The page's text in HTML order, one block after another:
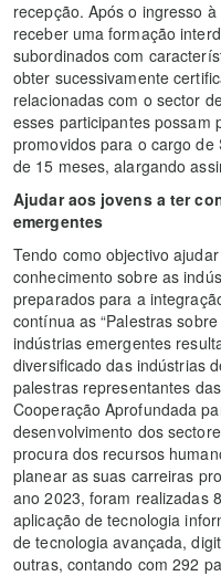
recepção. Após o ingresso à
receber uma formação
subordinados com
obter sucessivamente
relacionadas com o sector
esses participantes possam
promovidos para o cargo de
de 15 meses, alargando
Ajudar aos jovens a ter
emergentes
Tendo como objectivo
conhecimento sobre as
preparados para a
contínua as “Palestras
indústrias emergentes
diversificado das indústrias
palestras representantes
Cooperação Aprofundada
desenvolvimento dos
procura dos recursos
planear as suas carreiras
ano 2023, foram realizadas
aplicação de tecnologia
de tecnologia avançada,
outras, contando com 292